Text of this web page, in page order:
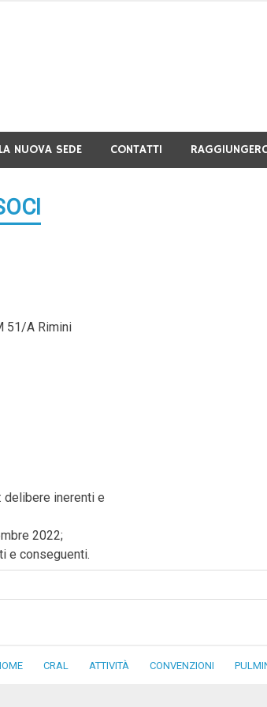
LA NUOVA SEDE CONTATTI
51/A Rimini
delibere inerenti e
2022;
e conseguenti.
CRAL ATTIVITÀ CONVENZIONI